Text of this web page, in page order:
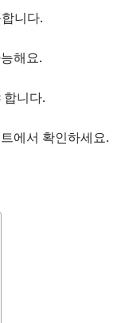
니다.
해요.
합니다.
에서 확인하세요.